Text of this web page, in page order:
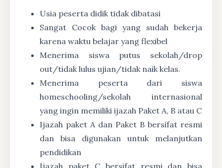
Usia peserta didik tidak dibatasi
Sangat Cocok bagi yang sudah bekerja
karena waktu belajar yang flexibel
Menerima siswa putus sekolah/drop
out/tidak lulus ujian/tidak naik kelas.
Menerima peserta dari siswa
homeschooling/sekolah internasional
yang ingin memiliki ijazah Paket A, B atau C
Ijazah paket A dan Paket B bersifat resmi
dan bisa digunakan untuk melanjutkan
pendidikan
Ijazah paket C bersifat resmi dan bisa